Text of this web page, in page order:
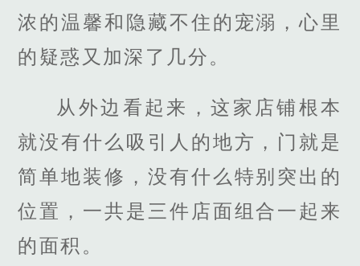
浓的温馨和隐藏不住的宠溺，心里
的疑惑又加深了几分。
从外边看起来，这家店铺根本
就没有什么吸引人的地方，门就是
简单地装修，没有什么特别突出的
位置，一共是三件店面组合一起来
的面积。